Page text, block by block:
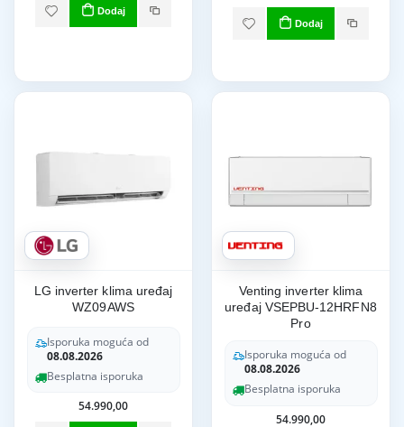
Dodaj
Dodaj
LG inverter klima uređaj
WZ09AWS
Isporuka moguća od
08.08.2026
Besplatna isporuka
54.990,00
Venting inverter klima
uređaj VSEPBU-12HRFN8
Pro
Isporuka moguća od
08.08.2026
Besplatna isporuka
54.990,00